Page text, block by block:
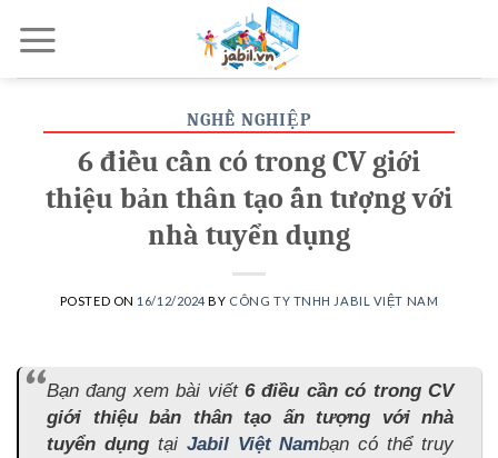
NGHỀ NGHIỆP
6 điều cần có trong CV giới
thiệu bản thân tạo ấn tượng với
nhà tuyển dụng
POSTED ON 16/12/2024 BY CÔNG TY TNHH JABIL VIỆT NAM
Bạn đang xem bài viết 6 điều cần có trong CV
giới thiệu bản thân tạo ấn tượng với nhà
tuyển dụngtại Jabil Việt Nambạn có thể truy